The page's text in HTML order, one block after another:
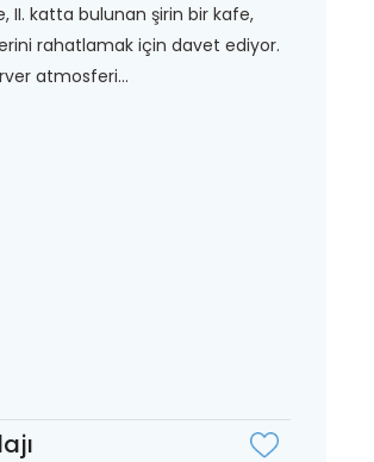
II. katta bulunan şirin bir kafe,
rahatlamak için davet ediyor.
atmosferi...